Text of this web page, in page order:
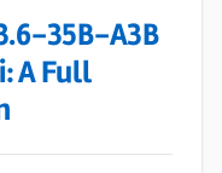
35B-A3B
A Full